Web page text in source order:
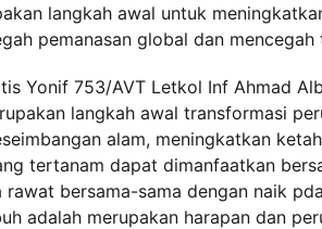
langkah awal untuk
pemanasan global dan mencegah
Yonif 753/AVT Letkol Inf Ahmad
langkah awal transformasi
alam, meningkatkan
tertanam dapat dimanfaatkan
bersama-sama dengan naik
adalah merupakan harapan dan